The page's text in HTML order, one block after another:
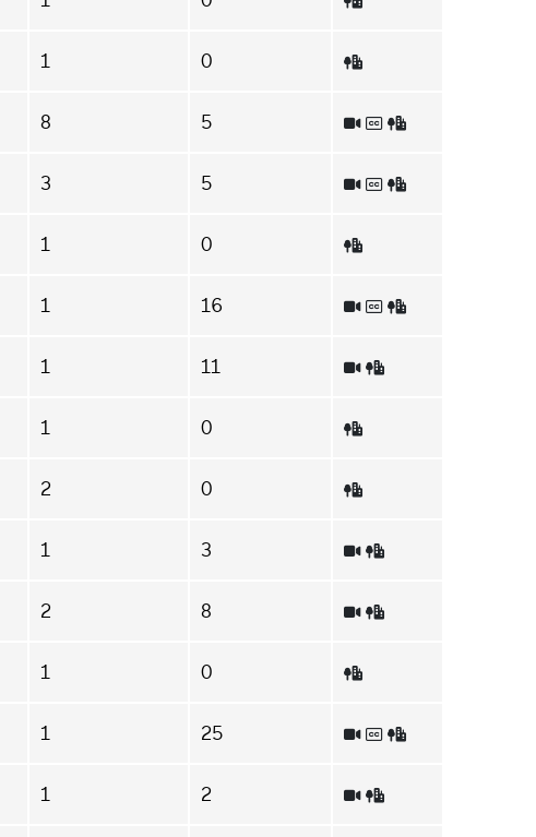
1 0
8 5
3 5
1 0
1 16
1 11
1 0
2 0
1 3
2 8
1 0
1 25
1 2